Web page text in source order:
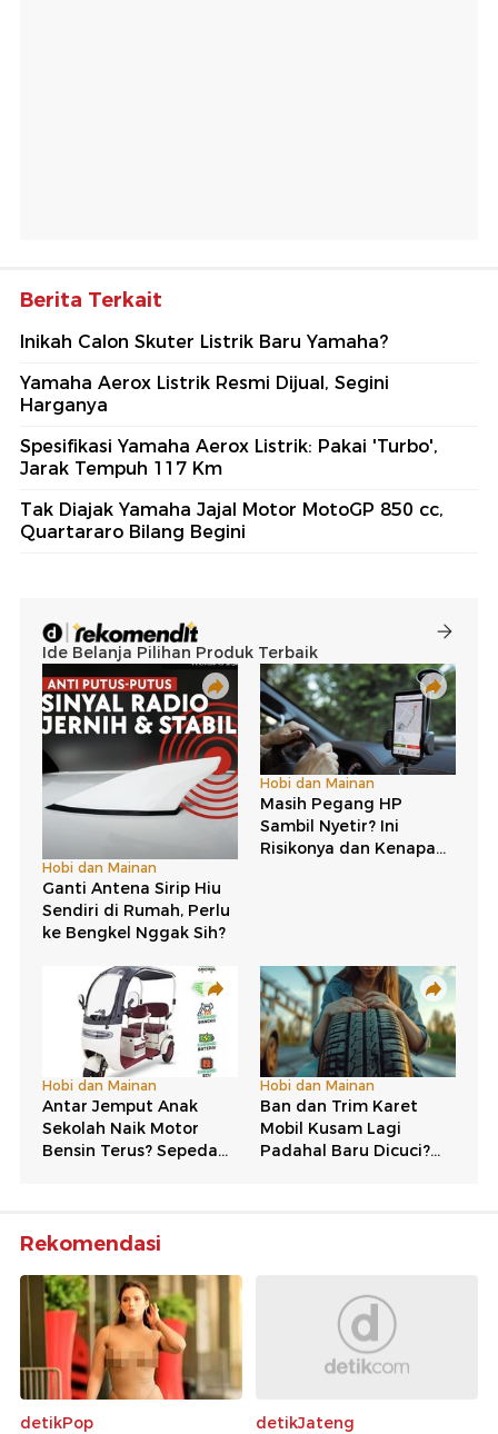
Berita Terkait
Inikah Calon Skuter Listrik Baru Yamaha?
Yamaha Aerox Listrik Resmi Dijual, Segini
Harganya
Spesifikasi Yamaha Aerox Listrik: Pakai 'Turbo',
Jarak Tempuh 117 Km
Tak Diajak Yamaha Jajal Motor MotoGP 850 cc,
Quartararo Bilang Begini
Rekomendasi
detikPop detikJateng